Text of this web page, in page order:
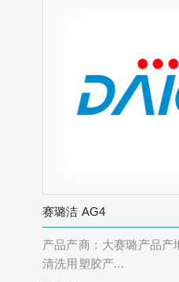
赛璐洁 AG4
产品产商：大赛璐产品产
清洗用塑胶产...